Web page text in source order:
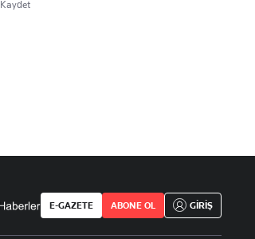
Kaydet
E-GAZETE ABONE OL GİRİŞ